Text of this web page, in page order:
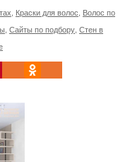
Краски для волос Волос по
Сайты по подбору Стен в